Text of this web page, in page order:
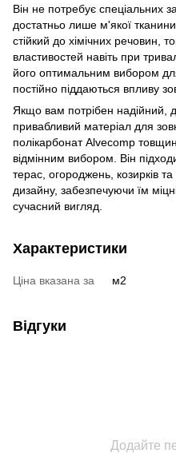
Він не потребує спеціальних
достатньо лише м'якої
стійкий до хімічних речовин,
властивостей навіть при
його оптимальним вибором для
постійно піддаються впливу
Якщо вам потрібен надійний,
привабливий матеріал для
полікарбонат Alvecomp
відмінним вибором. Він
терас, огороджень, козирків
дизайну, забезпечуючи їм
сучасний вигляд.
Характеристики
Ціна вказана за м2
Відгуки
Додайте